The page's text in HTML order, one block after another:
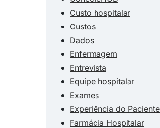
Custo hospitalar
Custos
Dados
Enfermagem
Entrevista
Equipe hospitalar
Exames
Experiência do Paciente
Farmácia Hospitalar